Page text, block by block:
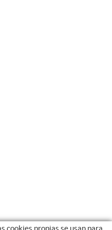
cookies propias se usan para